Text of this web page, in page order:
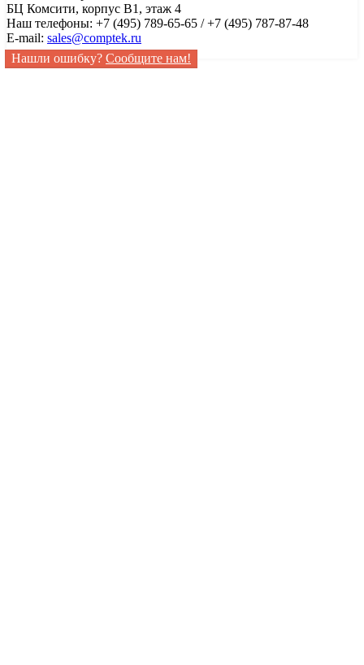
БЦ Комсити, корпус B1, этаж 4
Наш телефоны: +7 (495) 789-65-65 / +7 (495) 787-87-48
E-mail: sales@comptek.ru
Нашли ошибку? Сообщите нам!